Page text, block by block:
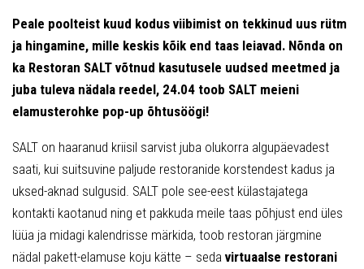
Peale poolteist kuud kodus viibimist on tekkinud uus rütm
ja hingamine, mille keskis kõik end taas leiavad. Nõnda on
ka Restoran SALT võtnud kasutusele uudsed meetmed ja
juba tuleva nädala reedel, 24.04 toob SALT meieni
elamusterohke pop-up õhtusöögi!
SALT on haaranud kriisil sarvist juba olukorra algupäevadest
saati, kui suitsuvine paljude restoranide korstendest kadus ja
uksed-aknad sulgusid. SALT pole see-eest külastajatega
kontakti kaotanud ning et pakkuda meile taas põhjust end üles
lüüa ja midagi kalendrisse märkida, toob restoran järgmine
nädal pakett-elamuse koju kätte – seda virtuaalse restorani